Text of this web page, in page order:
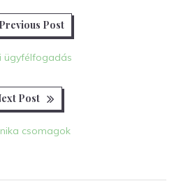
Previous Post
ügyfélfogadás
Post
csomagok